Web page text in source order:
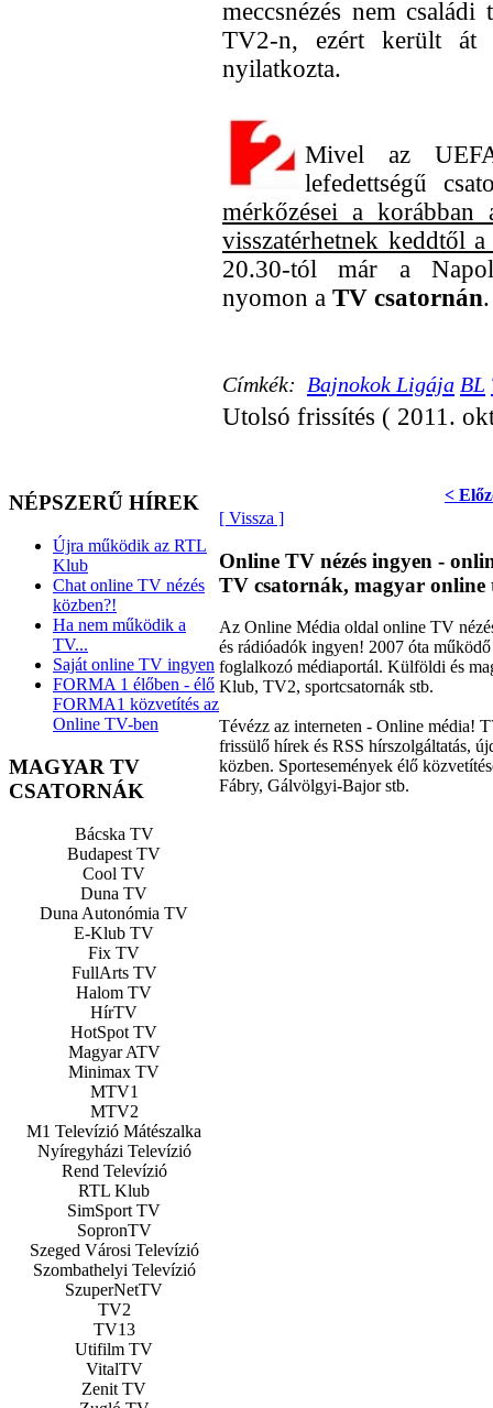
NÉPSZERŰ HÍREK
Újra működik az RTL
Klub
Chat online TV nézés
közben?!
Ha nem működik a
TV...
Saját online TV ingyen
FORMA 1 élőben - élő
FORMA1 közvetítés az
Online TV-ben
MAGYAR TV
CSATORNÁK
Bácska TV
Budapest TV
Cool TV
Duna TV
Duna Autonómia TV
E-Klub TV
Fix TV
FullArts TV
Halom TV
HírTV
HotSpot TV
Magyar ATV
Minimax TV
MTV1
MTV2
M1 Televízió Mátészalka
Nyíregyházi Televízió
Rend Televízió
RTL Klub
SimSport TV
SopronTV
Szeged Városi Televízió
Szombathelyi Televízió
SzuperNetTV
TV2
TV13
Utifilm TV
VitalTV
Zenit TV
meccsnézés nem
TV2-n, ezért került át
nyilatkozta.
Mivel az
lefedettségű
mérkőzései a korábban
visszatérhetnek keddtől
20.30-tól már a
nyomon a TV csatornán.
Címkék: Bajnokok Ligája BL
Utolsó frissítés ( 2011.
<
[ Vissza ]
Online TV nézés ingyen -
TV csatornák, magyar online
Az Online Média oldal online TV
és rádióadók ingyen! 2007 óta
foglalkozó médiaportál. Külföldi és
Klub, TV2, sportcsatornák stb.
Tévézz az interneten - Online média!
frissülő hírek és RSS hírszolgáltatás,
közben. Sportesemények élő
Fábry, Gálvölgyi-Bajor stb.